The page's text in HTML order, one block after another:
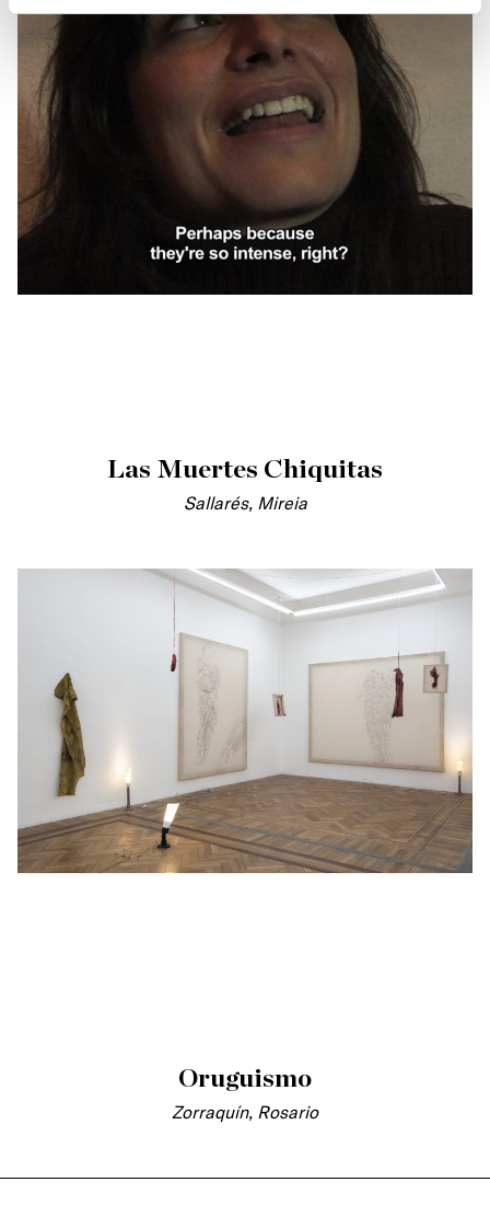
Las Muertes Chiquitas
Sallarés, Mireia
Oruguismo
Zorraquín, Rosario